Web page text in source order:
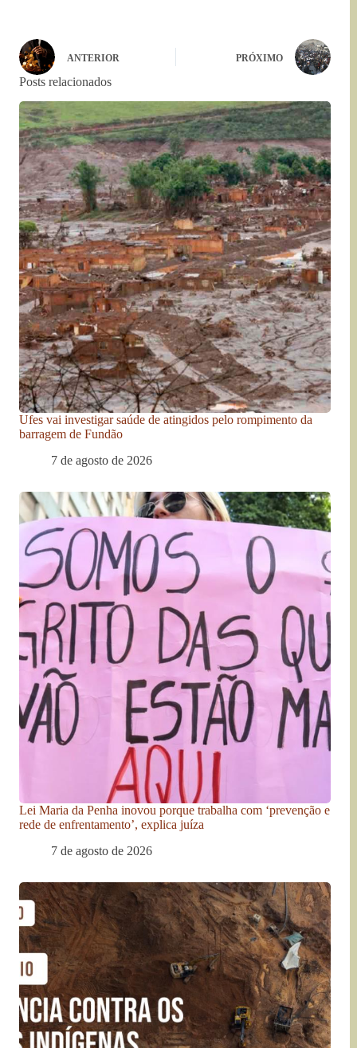
ANTERIOR PRÓXIMO
Posts relacionados
Ufes vai investigar saúde de atingidos pelo rompimento da
barragem de Fundão
7 de agosto de 2026
Lei Maria da Penha inovou porque trabalha com ‘prevenção e
rede de enfrentamento’, explica juíza
7 de agosto de 2026